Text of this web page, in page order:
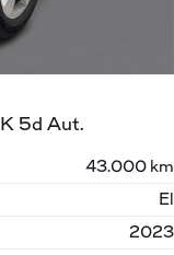
5d Aut.
43.000 km
El
2023